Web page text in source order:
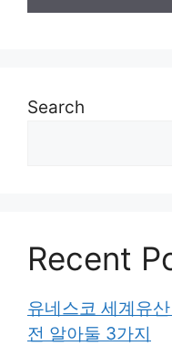
Search
Recent
유네스코 세계유
전 알아둘 3가지